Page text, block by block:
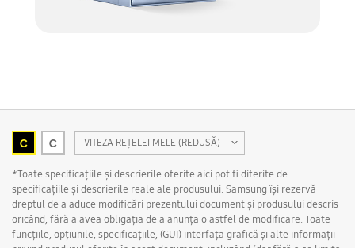
*Toate specificațiile și descrierile oferite aici pot fi diferite de
specificațiile și descrierile reale ale produsului. Samsung își rezervă
dreptul de a aduce modificări prezentului document și produsului descris
oricând, fără a avea obligația de a anunța o astfel de modificare. Toate
funcțiile, opțiunile, specificațiile, (GUI) interfața grafică și alte informații
C C VITEZA REȚELEI MELE (REDUSĂ)